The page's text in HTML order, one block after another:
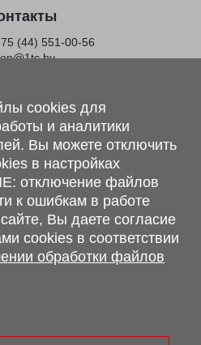
(44) 551-00-56
ул. Мира, 20А,
108 В, 224701
вся предоставленная на сайте
технических
а также стоимости и
информационный характер и
определяемой п.2 ст.407
Беларусь.
данных
файлов cookie.
cookies для
и аналитики
Вы можете отключить
в настройках
отключение файлов
к ошибкам в работе
Вы даете согласие
cookies в соответствии
обработки файлов